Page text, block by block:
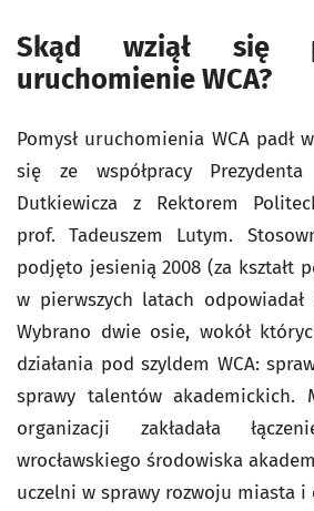
Skąd wziął się
uruchomienie WCA?
Pomysł uruchomienia WCA padł
się ze współpracy Prezydenta
Dutkiewicza z Rektorem
prof. Tadeuszem Lutym.
podjęto jesienią 2008 (za kształt
w pierwszych latach
Wybrano dwie osie, wokół
działania pod szyldem WCA:
sprawy talentów akademickich.
organizacji zakładała
wrocławskiego środowiska
uczelni w sprawy rozwoju miasta i